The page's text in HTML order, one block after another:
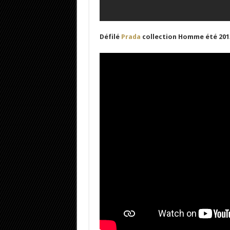
Défilé Prada collection Homme été